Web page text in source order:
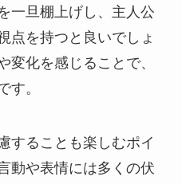
一旦棚上げし、主人公
点を持つと良いでしょ
変化を感じることで、
す。
することも楽しむポイ
動や表情には多くの伏